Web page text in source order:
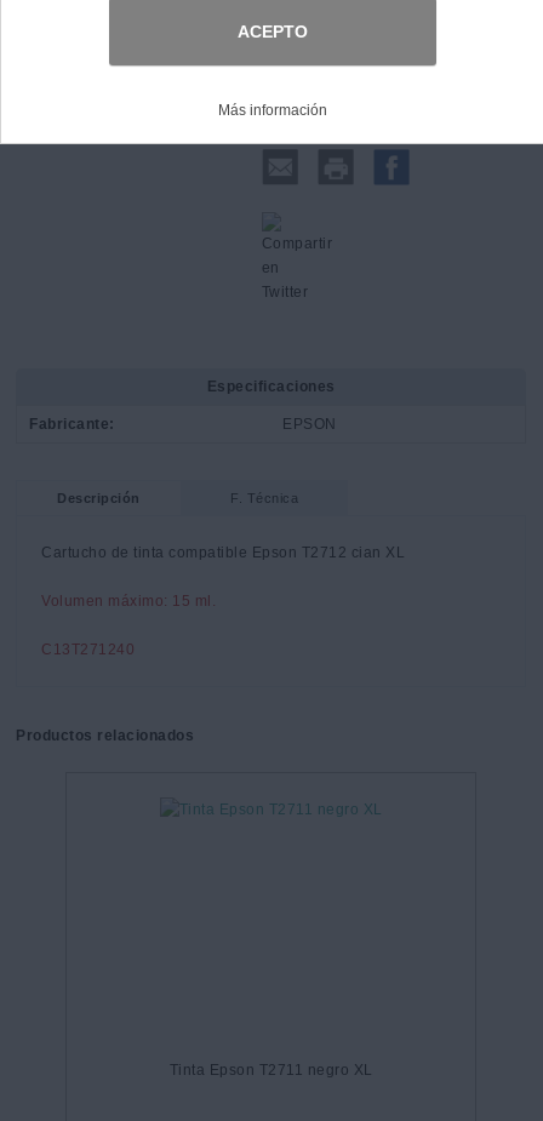
Compartir:
Especificaciones
Fabricante: EPSON
Descripción F. Técnica
Cartucho de tinta compatible Epson T2712 cian XL
Volumen máximo: 15 ml.
C13T271240
Productos relacionados
Tinta Epson T2711 negro XL